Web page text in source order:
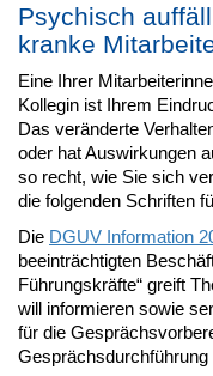
Psychisch
kranke
Eine Ihrer
Kollegin ist Ihrem
Das veränderte
oder hat Auswirkungen
so recht, wie Sie sich
die folgenden Schriften
Die DGUV Information
beeinträchtigten
Führungskräfte“ greift
will informieren sowie
für die
Gesprächsdurchführung